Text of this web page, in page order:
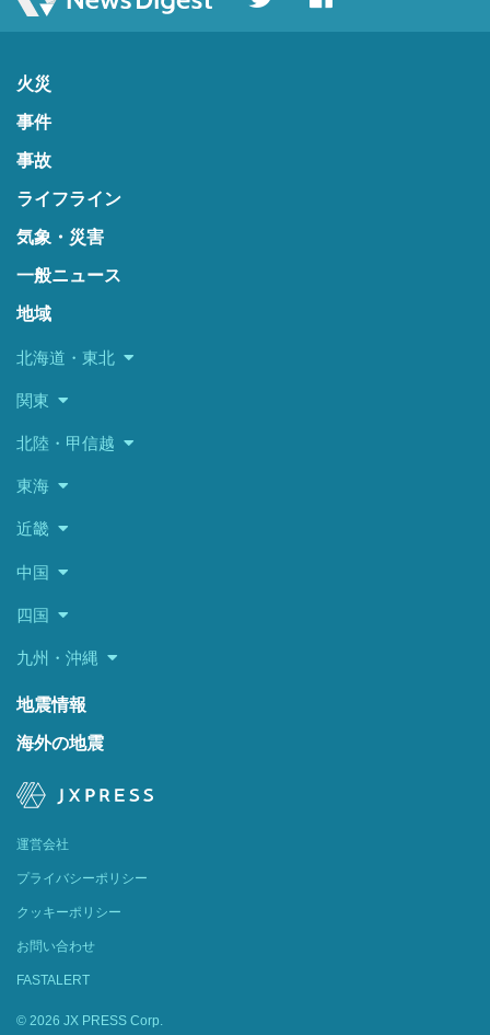
火災
事件
事故
ライフライン
気象・災害
一般ニュース
地域
北海道・東北
関東
北陸・甲信越
東海
近畿
中国
四国
九州・沖縄
地震情報
海外の地震
運営会社
プライバシーポリシー
クッキーポリシー
お問い合わせ
FASTALERT
© 2026 JX PRESS Corp.